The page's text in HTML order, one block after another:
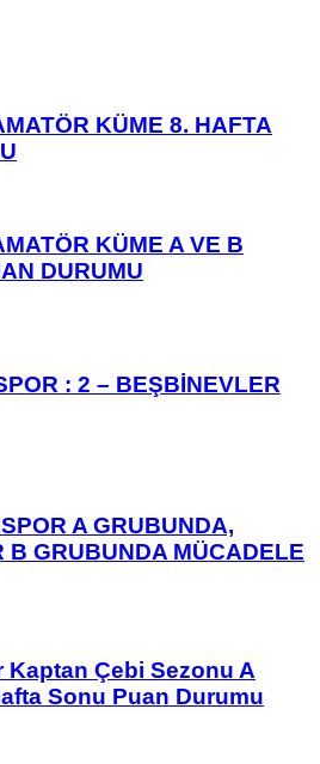
KÜME 8. HAFTA
KÜME A VE B
DURUMU
: 2 – BEŞBİNEVLER
A GRUBUNDA,
B GRUBUNDA MÜCADELE
Kaptan Çebi Sezonu A
Sonu Puan Durumu